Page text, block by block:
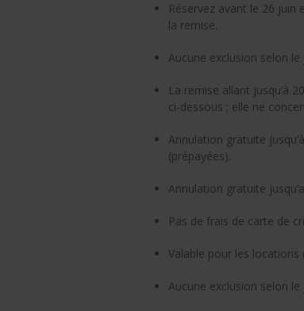
Réservez avant le 26
la remise.
Aucune exclusion selon
La remise allant jusqu’à
ci-dessous ; elle ne
Annulation gratuite
(prépayées).
Annulation gratuite
Pas de frais de carte de
Valable pour les
Aucune exclusion selon